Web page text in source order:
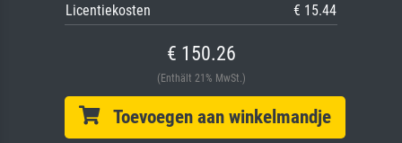
Licentiekosten
€ 15.44
€ 150.26
(Enthält 21% MwSt.)
Toevoegen aan winkelmandje